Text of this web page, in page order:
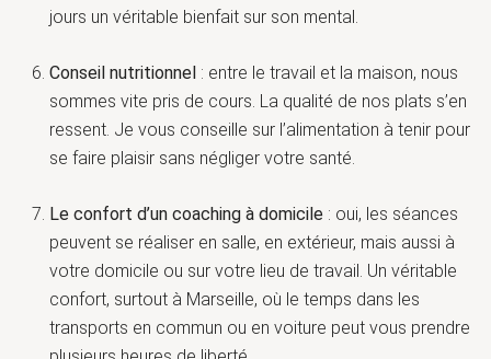
jours un véritable bienfait sur son mental.
Conseil nutritionnel : entre le travail et la maison, nous
sommes vite pris de cours. La qualité de nos plats s’en
ressent. Je vous conseille sur l’alimentation à tenir pour
se faire plaisir sans négliger votre santé.
Le confort d’un coaching à domicile : oui, les séances
peuvent se réaliser en salle, en extérieur, mais aussi à
votre domicile ou sur votre lieu de travail. Un véritable
confort, surtout à Marseille, où le temps dans les
transports en commun ou en voiture peut vous prendre